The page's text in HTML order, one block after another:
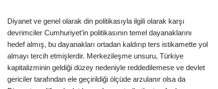
Diyanet ve genel olarak din politikasıyla ilgili olarak karşı
devrimciler Cumhuriyet’in politikasının temel dayanaklarını
hedef almış, bu dayanakları ortadan kaldırıp ters istikamette yol
almayı tercih etmişlerdir. Merkezileşme unsuru, Türkiye
kapitalizminin geldiği düzey nedeniyle reddedilemese ve devlet
gericiler tarafından ele geçirildiği ölçüde arzulanır olsa da